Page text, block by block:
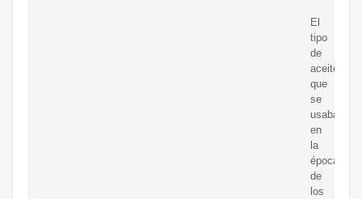
El
tipo
de
aceite
que
se
usaba
en
la
época
de
los